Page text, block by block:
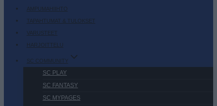
AMPUMAHIIHTO
TAPAHTUMAT & TULOKSET
VARUSTEET
HARJOITTELU
SC COMMUNITY
SC PLAY
SC FANTASY
SC MYPAGES